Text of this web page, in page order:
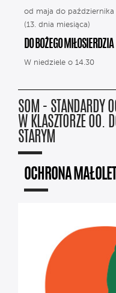
od maja do października
(13. dnia miesiąca)
DO BOŻEGO MIŁOSIERDZIA
W niedziele o 14.30
SOM - STANDARDY
W KLASZTORZE OO.
STARYM
OCHRONA